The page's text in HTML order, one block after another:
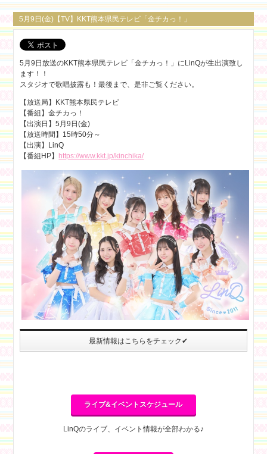
5月9日(金)【TV】KKT熊本県民テレビ「金チカっ！」
5月9日放送のKKT熊本県民テレビ「金チカっ！」にLinQが生出演致し
ます！！
スタジオで歌唱披露も！最後まで、是非ご覧ください。
【放送局】KKT熊本県民テレビ
【番組】金チカっ！
【出演日】5月9日(金)
【放送時間】15時50分～
【出演】LinQ
【番組HP】 https://www.kkt.jp/kinchika/
最新情報はこちらをチェック✔
ライブ&イベントスケジュール
LinQのライブ、イベント情報が全部わかる♪